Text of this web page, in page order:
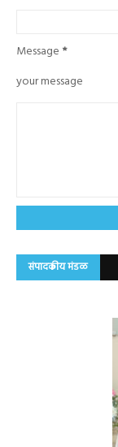
Message *
your message
संपादकीय मंडळ